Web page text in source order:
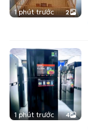
1 phút trước 2
1 phút trước 4